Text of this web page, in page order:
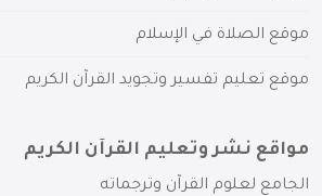
موقع الصلاة في الإسلام
موقع تعليم تفسير وتجويد القرآن الكريم
مواقع نشر وتعليم القرآن الكريم
الجامع لعلوم القرآن وترجماته